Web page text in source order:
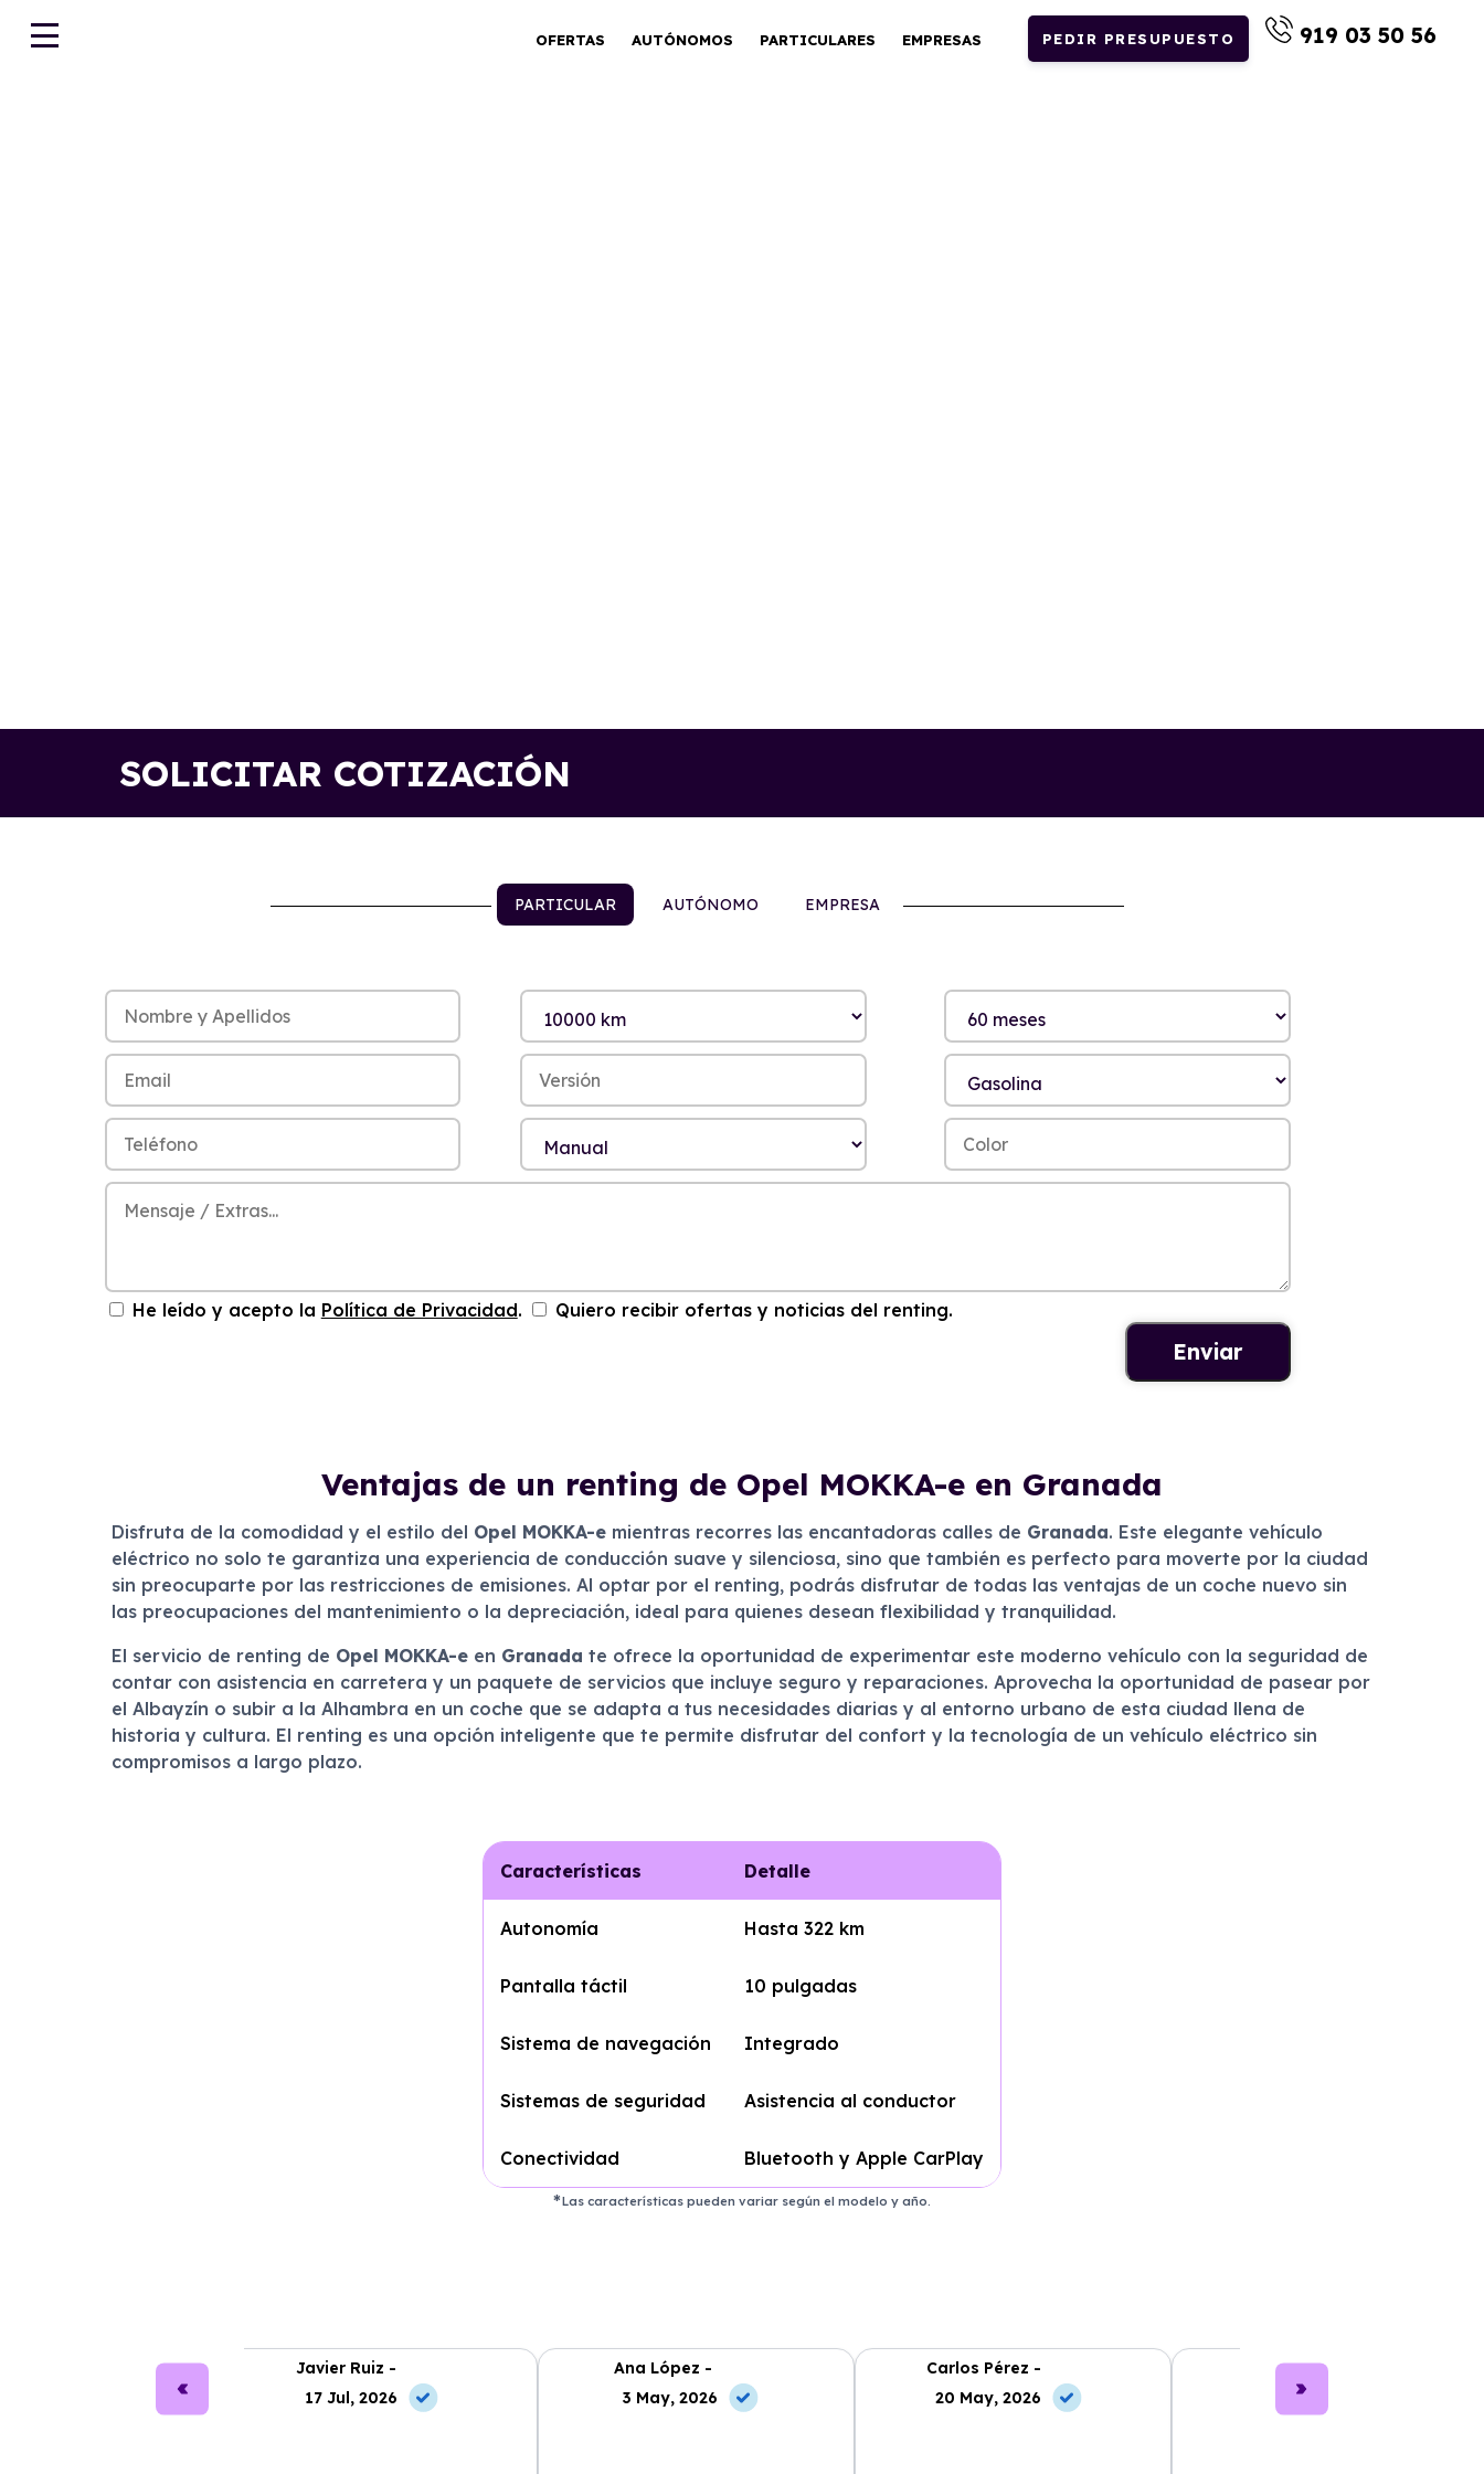
OFERTAS AUTÓNOMOS PARTICULARES EMPRESAS PEDIR PRESUPUESTO 919 03 50 56
SOLICITAR COTIZACIÓN
PARTICULAR AUTÓNOMO EMPRESA
He leído y acepto la Política de Privacidad. Quiero recibir ofertas y noticias del renting.
Ventajas de un renting de Opel MOKKA-e en Granada
Disfruta de la comodidad y el estilo del Opel MOKKA-emientras recorres las encantadoras calles de Granada. Este elegante vehículo
eléctrico no solo te garantiza una experiencia de conducción suave y silenciosa, sino que también es perfecto para moverte por la ciudad
sin preocuparte por las restricciones de emisiones. Al optar por el renting, podrás disfrutar de todas las ventajas de un coche nuevo sin
las preocupaciones del mantenimiento o la depreciación, ideal para quienes desean flexibilidad y tranquilidad.
El servicio de renting de Opel MOKKA-een Granada te ofrece la oportunidad de experimentar este moderno vehículo con la seguridad de
contar con asistencia en carretera y un paquete de servicios que incluye seguro y reparaciones. Aprovecha la oportunidad de pasear por
el Albayzín o subir a la Alhambra en un coche que se adapta a tus necesidades diarias y al entorno urbano de esta ciudad llena de
historia y cultura. El renting es una opción inteligente que te permite disfrutar del confort y la tecnología de un vehículo eléctrico sin
compromisos a largo plazo.
Características Detalle
Autonomía Hasta 322 km
Pantalla táctil 10 pulgadas
Sistema de navegación Integrado
Sistemas de seguridad Asistencia al conductor
Conectividad Bluetooth y Apple CarPlay
Las características pueden variar según el modelo y año.
Javier Ruiz -
17 Jul, 2026
Ana López -
3 May, 2026
Carlos Pérez -
20 May, 2026
Lucía García -
10 Jul, 2026